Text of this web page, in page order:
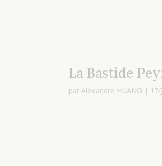
La Bastide
parAlexandre HUANG |